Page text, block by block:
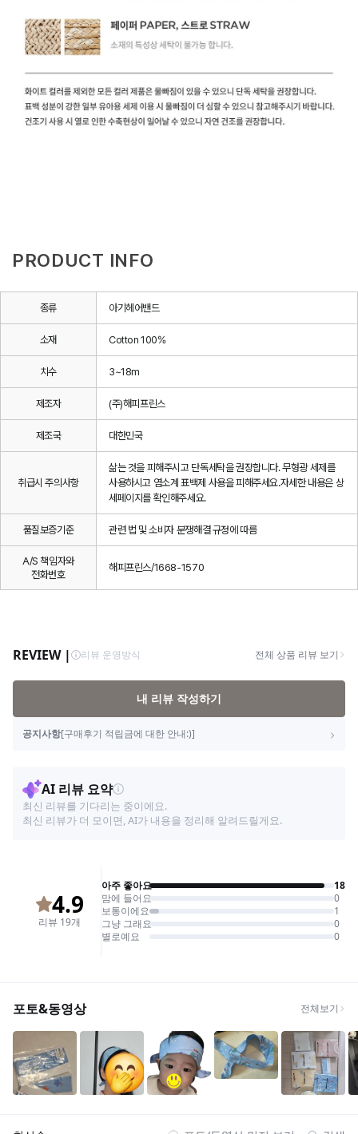
PRODUCT INFO
종류 아기헤어밴드
소재 Cotton 100%
치수 3~18m
제조자 (주)해피프린스
제조국 대한민국
취급시 주의사항
삶는 것을 피해주시고 단독세탁을 권장합니다. 무형광 세제를
사용하시고 염소계 표백제 사용을 피해주세요.자세한 내용은 상
세페이지를 확인해주세요.
품질보증기준 관련 법 및 소비자 분쟁해결 규정에 따름
A/S 책임자와
전화번호
해피프린스/1668-1570